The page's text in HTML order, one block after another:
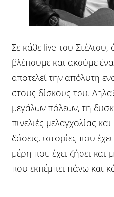
Σε κάθε live του Στέλιου,
βλέπουμε και ακούμε
αποτελεί την απόλυτη
στους δίσκους του.
μεγάλων πόλεων, τη
πινελιές μελαγχολίας
δόσεις, ιστορίες που
μέρη που έχει ζήσει και
που εκπέμπει πάνω και